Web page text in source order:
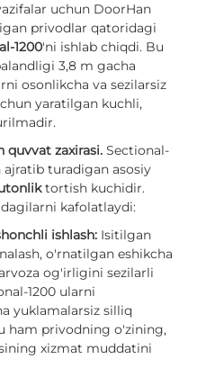
uchun DoorHan
privodlar qatoridagi
1200'ni ishlab chiqdi. Bu
3,8 m gacha
osonlikcha va sezilarsiz
yaratilgan kuchli,
quvvat zaxirasi. Sectional-
turadigan asosiy
tortish kuchidir.
kafolatlaydi:
ishlash: Isitilgan
o'rnatilgan eshikcha
og'irligini sezilarli
1200 ularni
yuklamalarsiz silliq
ham privodning o'zining,
xizmat muddatini